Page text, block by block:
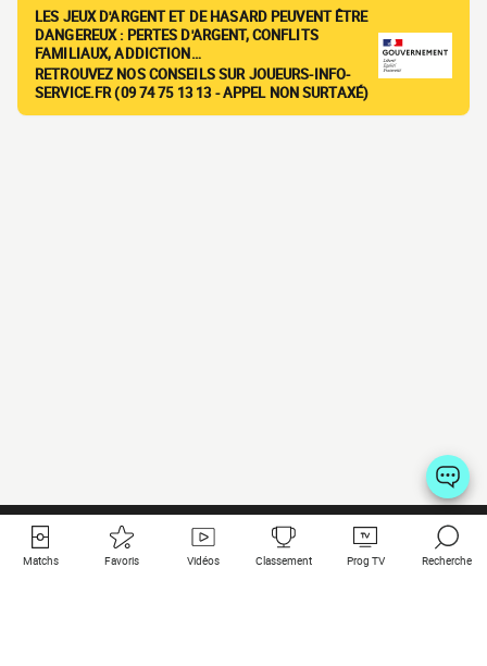
LES JEUX D'ARGENT ET DE HASARD PEUVENT ÊTRE
DANGEREUX : PERTES D'ARGENT, CONFLITS
FAMILIAUX, ADDICTION…
RETROUVEZ NOS CONSEILS SUR JOUEURS-INFO-
SERVICE.FR (09 74 75 13 13 - APPEL NON SURTAXÉ)
Matchs Favoris Vidéos Classement Prog TV Recherche